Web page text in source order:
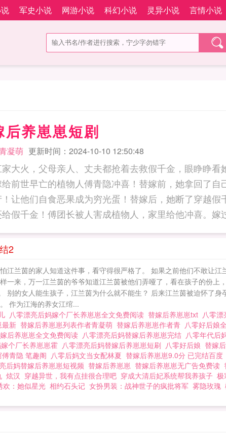
军史小说 网游小说 科幻小说 灵异小说 言情小说
后养崽崽短剧
凝萌 更新时间：2024-10-10 12:50:48
大火，父母亲人、丈夫都抢着去救假千金，眼睁睁
前世早亡的植物人傅青隐冲喜！替嫁前，她拿回了
让他们自食恶果成为穷光蛋！替嫁后，她断了穿越
千金！傅团长被人害成植物人，家里给他冲喜。嫁过来的小... 八零漂
2
江兰茵的家人知道这件事，看守得很严格了。 如果之前他们不敢让
一来，万一江兰茵的爷爷知道江兰茵被他们弄哑了，看在孩子的份
别的女人能生孩子，江兰茵为什么就不能生？ 后来江兰茵被迫怀了
作为江海的养女江绾...
八零漂亮后妈嫁个厂长养崽崽全文免费阅读 替嫁后养崽崽txt 八零
最新 替嫁后养崽崽列表作者青凝萌 替嫁后养崽崽作者青 八零好后娘
后养崽崽全文免费阅读 八零漂亮后妈替嫁后养崽崽完结 八零年代后
个厂长养崽崽霍 八零漂亮后妈替嫁后养崽崽短刷 八零好后娘 替嫁
青隐 笔趣阁 八零后妈文当女配林夏 替嫁后养崽崽9.0分 已完结百度
后妈替嫁后养崽崽短视频 替嫁后养崽崽 替嫁后养崽崽无广告免费读
炫汉 穿越异世，我有点挂很合理吧 穿成大清后妃系统帮我养孩子 极
欢：她似星光 相约石头记 女扮男装：战神世子的疯批将军 雾隐玫瑰